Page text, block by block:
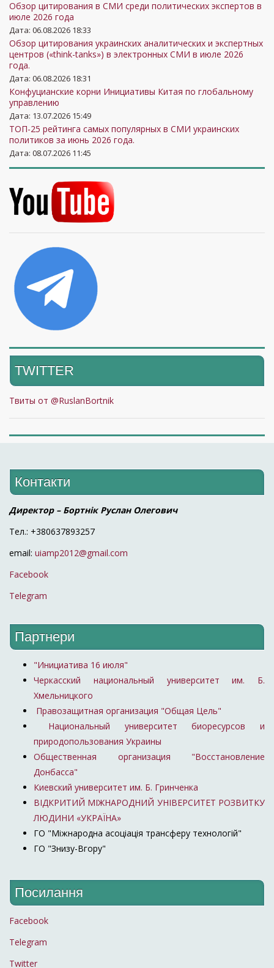
Обзор цитирования в СМИ среди политических экспертов в
июле 2026 года
Дата: 06.08.2026 18:33
Обзор цитирования украинских аналитических и экспертных
центров («think-tanks») в электронных СМИ в июле 2026
года.
Дата: 06.08.2026 18:31
Конфуцианские корни Инициативы Китая по глобальному
управлению
Дата: 13.07.2026 15:49
ТОП-25 рейтинга самых популярных в СМИ украинских
политиков за июнь 2026 года.
Дата: 08.07.2026 11:45
TWITTER
Твиты от @RuslanBortnik
Контакти
Директор – Бортнік Руслан Олегович
Тел.: +380637893257
email: uiamp2012@gmail.com
Facebook
Telegram
Партнери
"Инициатива 16 июля"
Черкасский национальный университет им. Б.
Хмельницкого
Правозащитная организация "Общая Цель"
Национальный университет биоресурсов и
природопользования Украины
Общественная организация "Восстановление
Донбасса"
Киевский университет им. Б. Гринченка
ВІДКРИТИЙ МІЖНАРОДНИЙ УНІВЕРСИТЕТ РОЗВИТКУ
ЛЮДИНИ «УКРАЇНА»
ГО "Міжнародна асоціація трансферу технологій"
ГО "Знизу-Вгору"
Посилання
Facebook
Telegram
Twitter